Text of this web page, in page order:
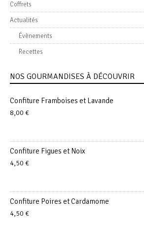
Coffrets
Actualités
Évènements
Recettes
NOS GOURMANDISES À DÉCOUVRIR
Confiture Framboises et Lavande
8,00 €
Confiture Figues et Noix
4,50 €
Confiture Poires et Cardamome
4,50 €